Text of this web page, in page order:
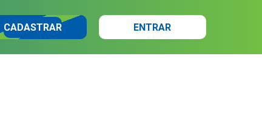
CADASTRAR ENTRAR